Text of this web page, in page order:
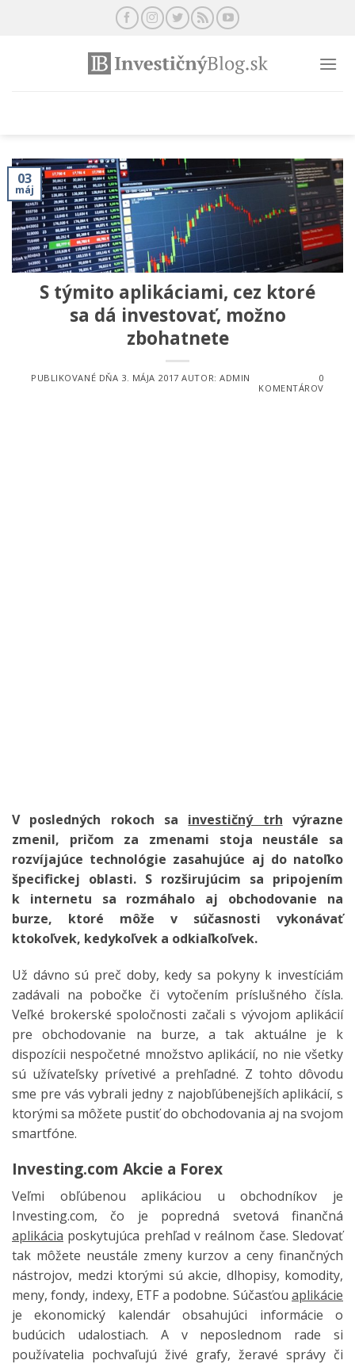
03
máj
S týmito aplikáciami, cez ktoré
sa dá investovať, možno
zbohatnete
PUBLIKOVANÉ DŇA 3. MÁJA 2017 AUTOR:ADMIN
0
KOMENTÁROV
V posledných rokoch sa investičný trh výrazne
zmenil, pričom za zmenami stoja neustále sa
rozvíjajúce technológie zasahujúce aj do natoľko
špecifickej oblasti. S rozširujúcim sa pripojením
k internetu sa rozmáhalo aj obchodovanie na
burze, ktoré môže v súčasnosti vykonávať
ktokoľvek, kedykoľvek a odkiaľkoľvek.
Už dávno sú preč doby, kedy sa pokyny k investíciám
zadávali na pobočke či vytočením príslušného čísla.
Veľké brokerské spoločnosti začali s vývojom aplikácií
pre obchodovanie na burze, a tak aktuálne je k
dispozícii nespočetné množstvo aplikácií, no nie všetky
sú užívateľsky prívetivé a prehľadné. Z tohto dôvodu
sme pre vás vybrali jedny z najobľúbenejších aplikácií, s
ktorými sa môžete pustiť do obchodovania aj na svojom
smartfóne.
Investing.com Akcie a Forex
Veľmi obľúbenou aplikáciou u obchodníkov je
Investing.com, čo je popredná svetová finančná
aplikácia poskytujúca prehľad v reálnom čase. Sledovať
tak môžete neustále zmeny kurzov a ceny finančných
nástrojov, medzi ktorými sú akcie, dlhopisy, komodity,
meny, fondy, indexy, ETF a podobne. Súčasťou aplikácie
je ekonomický kalendár obsahujúci informácie o
budúcich udalostiach. A v neposlednom rade si
používatelia pochvaľujú živé grafy, žeravé správy či